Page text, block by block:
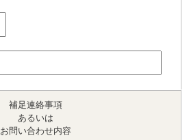
補足連絡事項
あるいは
お問い合わせ内容